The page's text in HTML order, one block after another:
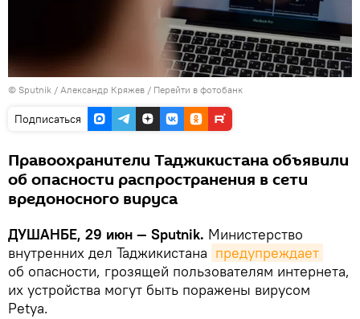
© Sputnik / Александр Кряжев / Перейти в фотобанк
Подписаться
Правоохранители Таджикистана объявили
об опасности распространения в сети
вредоносного вируса
ДУШАНБЕ, 29 июн — Sputnik. Министерство
внутренних дел Таджикистана предупреждает
об опасности, грозящей пользователям интернета,
их устройства могут быть поражены вирусом
Petya.